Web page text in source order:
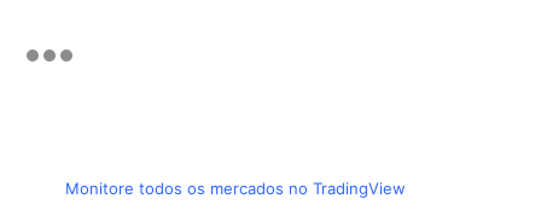
Monitore todos os mercados no TradingView